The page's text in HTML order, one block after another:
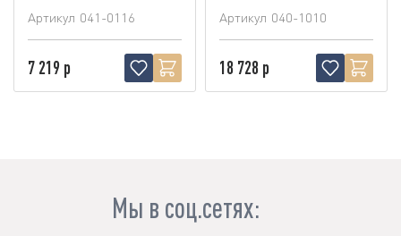
Артикул 041-0116
7 219 р
Артикул 040-1010
18 728 р
Мы в соц.сетях: